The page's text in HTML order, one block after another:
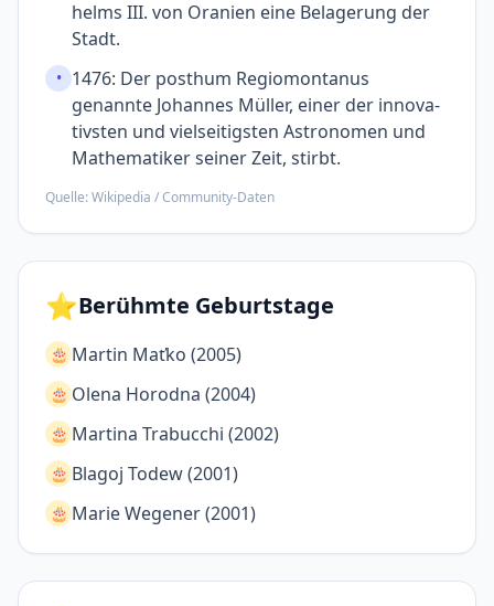
helms III. von Oranien eine Belagerung der
Stadt.
• 1476: Der posthum Regiomontanus
genannte Johannes Müller, einer der innova­
tivsten und viel­seitigsten Astronomen und
Mathe­matiker seiner Zeit, stirbt.
Quelle: Wikipedia / Community-Daten
⭐Berühmte Geburtstage
🎂 Martin Maťko (2005)
🎂 Olena Horodna (2004)
🎂 Martina Trabucchi (2002)
🎂 Blagoj Todew (2001)
🎂 Marie Wegener (2001)